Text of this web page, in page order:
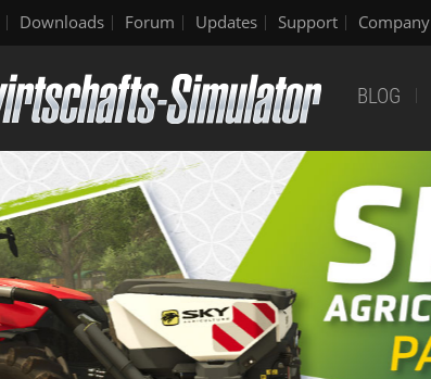
Downloads Forum Updates Support Company
BLOG